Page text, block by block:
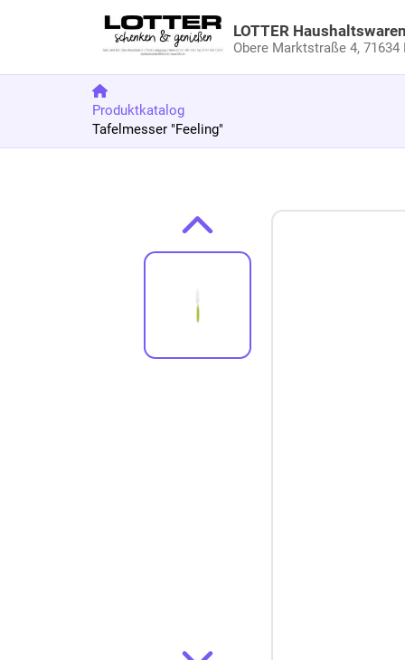
LOTTER
Obere Marktstraße 4, 71634
Produktkatalog
Tafelmesser "Feeling"
Zur Produktbeschreibung springen